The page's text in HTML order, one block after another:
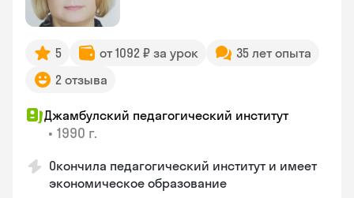
5 от 1092 ₽ за урок
35 лет опыта
2 отзыва
Джамбулский педагогический институт
• 1990 г.
Окончила педагогический институт и имеет
экономическое образование